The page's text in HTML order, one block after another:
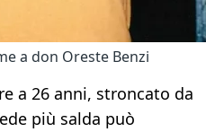
a don Oreste Benzi
a 26 anni, stroncato da
più salda può